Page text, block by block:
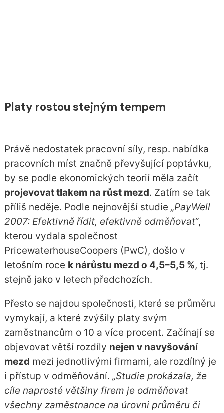
Platy rostou stejným tempem
Právě nedostatek pracovní síly, resp. nabídka
pracovních míst značně převyšující poptávku,
by se podle ekonomických teorií měla začít
projevovat tlakem na růst mezd. Zatím se tak
příliš neděje. Podle nejnovější studie „PayWell
2007: Efektivně řídit, efektivně odměňovat“,
kterou vydala společnost
PricewaterhouseCoopers (PwC), došlo v
letošním roce k nárůstu mezd o 4,5–5,5 %, tj.
stejně jako v letech předchozích.
Přesto se najdou společnosti, které se průměru
vymykají, a které zvýšily platy svým
zaměstnancům o 10 a více procent. Začínají se
objevovat větší rozdíly nejen v navyšování
mezd mezi jednotlivými firmami, ale rozdílný je
i přístup v odměňování. „Studie prokázala, že
cíle naprosté většiny firem je odměňovat
všechny zaměstnance na úrovni průměru či